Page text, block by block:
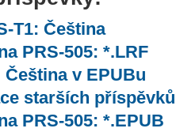
T1: Čeština
PRS-505: *.LRF
Čeština v EPUBu
starších příspěvků
PRS-505: *.EPUB